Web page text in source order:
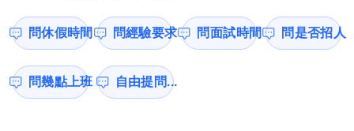
問休假時間 問經驗要求 問面試時間 問是否招人
問幾點上班 自由提問...